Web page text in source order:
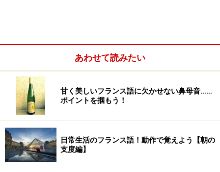
ホテルでのトラブルに対応できるフランス語集
「助けて！誰か日本語を話せますか？」を
フランス語で！読み方と例文
道でスリにあった、転んで動けなくなってしまったなど
の「困ったとき」に使えるのが、次の3つのセリフで
す。
あわせて読みたい
甘く美しいフランス語に欠かせない鼻母音……
ポイントを掴もう！
日常生活のフランス語！動作で覚えよう【朝の
支度編】